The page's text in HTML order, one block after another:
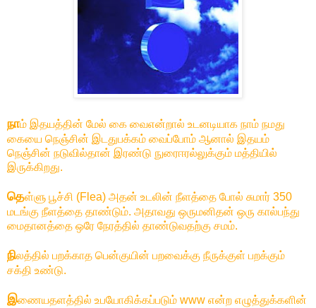
நாம் இதயத்தின் மேல் கை வைஎன்றால் உடனடியாக நாம் நமது
கையை நெஞ்சின் இடதுபக்கம் வைப்போம் ஆனால் இதயம்
நெஞ்சின் நடுவில்தான் இரண்டு நுரைஈரல்லுக்கும் மத்தியில்
இருக்கிறது.
தெள்ளு பூச்சி (Flea) அதன் உடலின் நீளத்தை போல் சுமார் 350
மடங்கு நீளத்தை தாண்டும். அதாவது ஒருமனிதன் ஒரு கால்பந்து
மைதானத்தை ஒரே நேரத்தில் தாண்டுவதற்கு சமம்.
நிலத்தில் பறக்காத பென்குயின் பறவைக்கு நீருக்குள் பறக்கும்
சக்தி உண்டு.
இணையதளத்தில் உபயோகிக்கப்படும் www என்ற எழுத்துக்களின்